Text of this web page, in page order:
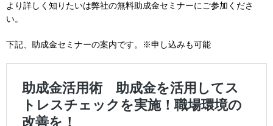
より詳しく知りたいは弊社の無料助成金セミナーにご参加くださ
い。
下記、助成金セミナーの案内です。※申し込みも可能